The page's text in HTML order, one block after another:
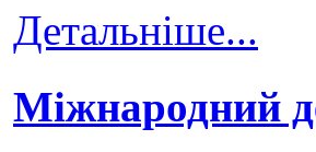
Детальніше...
Міжнародний